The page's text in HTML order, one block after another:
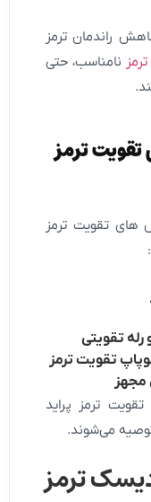
راندمان ترمز
نامناسب، حتی
ترمز
های تقویت ترمز
تقویتی
تقویت ترمز
ترمز پراید
می‌شوند.